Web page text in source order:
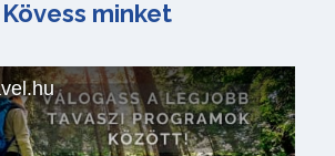
Kövess minket